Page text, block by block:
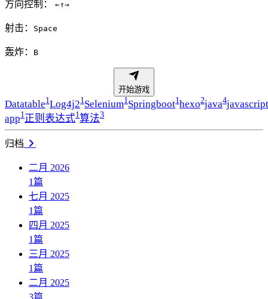
方向控制： ←↑→
射击： Space
轰炸： B
开始游戏
Datatable1Log4j21Selenium1Springboot1hexo2java4javascript
app1正则表达式1算法3
归档
二月 2026
1篇
七月 2025
1篇
四月 2025
1篇
三月 2025
1篇
二月 2025